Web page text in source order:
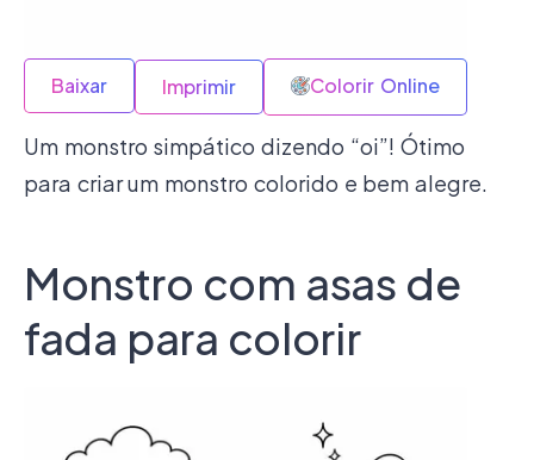
Baixar Imprimir Colorir Online
Um monstro simpático dizendo “oi”! Ótimo
para criar um monstro colorido e bem alegre.
Monstro com asas de
fada para colorir